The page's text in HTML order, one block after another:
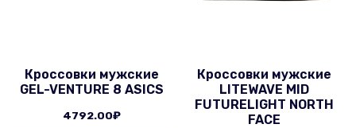
Кроссовки мужские
GEL-VENTURE 8 ASICS
4792.00₽
Кроссовки мужские
LITEWAVE MID
FUTURELIGHT NORTH
FACE